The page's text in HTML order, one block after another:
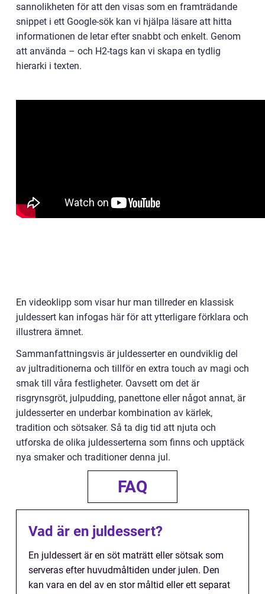
sannolikheten för att den visas som en framträdande
snippet i ett Google-sök kan vi hjälpa läsare att hitta
informationen de letar efter snabbt och enkelt. Genom
att använda – och H2-tags kan vi skapa en tydlig
hierarki i texten.
En videoklipp som visar hur man tillreder en klassisk
juldessert kan infogas här för att ytterligare förklara och
illustrera ämnet.
Sammanfattningsvis är juldesserter en oundviklig del
av jultraditionerna och tillför en extra touch av magi och
smak till våra festligheter. Oavsett om det är
risgrynsgröt, julpudding, panettone eller något annat, är
juldesserter en underbar kombination av kärlek,
tradition och sötsaker. Så ta dig tid att njuta och
utforska de olika juldesserterna som finns och upptäck
nya smaker och traditioner denna jul.
FAQ
Vad är en juldessert?
En juldessert är en söt maträtt eller sötsak som
serveras efter huvudmåltiden under julen. Den
kan vara en del av en stor måltid eller ett separat